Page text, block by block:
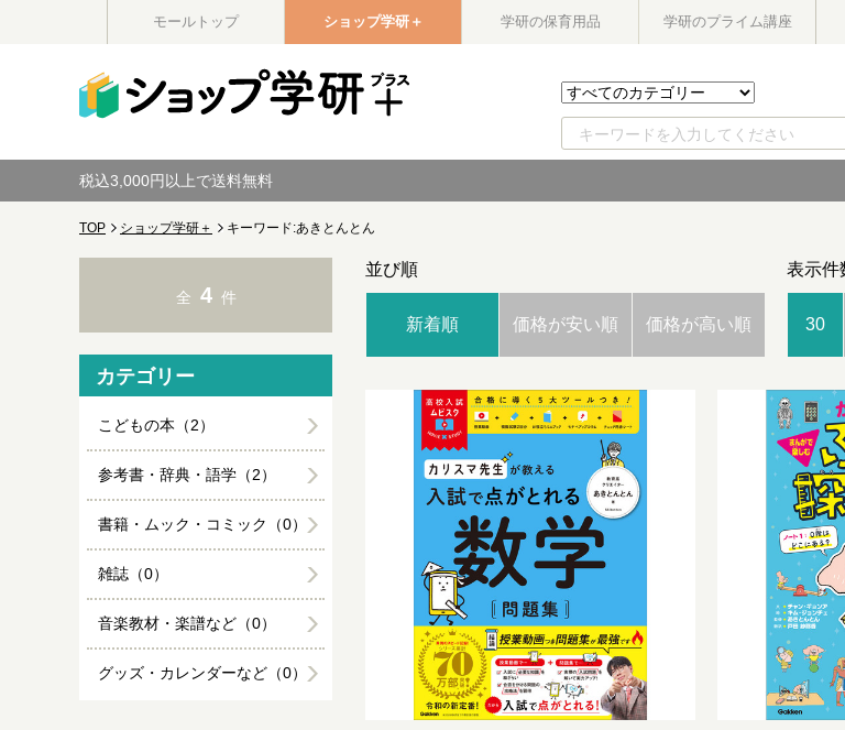
モールトップ ショップ学研＋ 学研の保育用品 学研のプライム講座
税込3,000円以上で送料無料
TOP ショップ学研＋ キーワード:あきとんとん
並び順
新着順 価格が安い順 価格が高い順
表示件
30
全 4 件
カテゴリー
こどもの本（2）
参考書・辞典・語学（2）
書籍・ムック・コミック（0）
雑誌（0）
音楽教材・楽譜など（0）
グッズ・カレンダーなど（0）